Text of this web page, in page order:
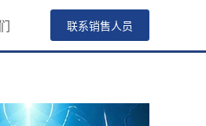
联系销售人员